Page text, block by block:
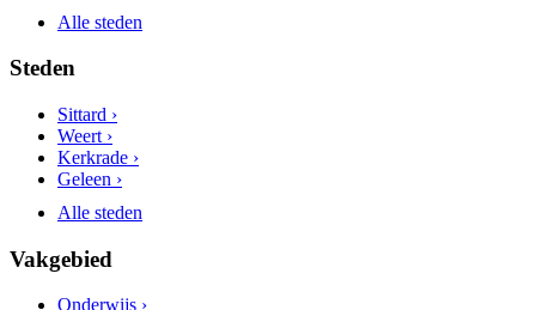
Alle steden
Steden
Sittard ›
Weert ›
Kerkrade ›
Geleen ›
Alle steden
Vakgebied
Onderwijs ›